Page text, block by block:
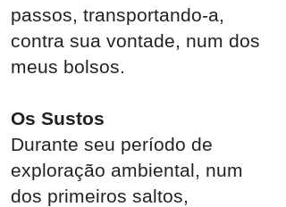
passos, transportando-a,
contra sua vontade, num dos
meus bolsos.
Os Sustos
Durante seu período de
exploração ambiental, num
dos primeiros saltos,